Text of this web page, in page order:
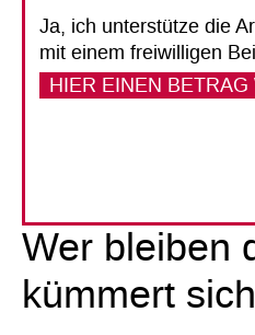
Wer bleiben
kümmert
Ja, ich unterstütze die
mit einem freiwilligen
HIER EINEN BETRAG